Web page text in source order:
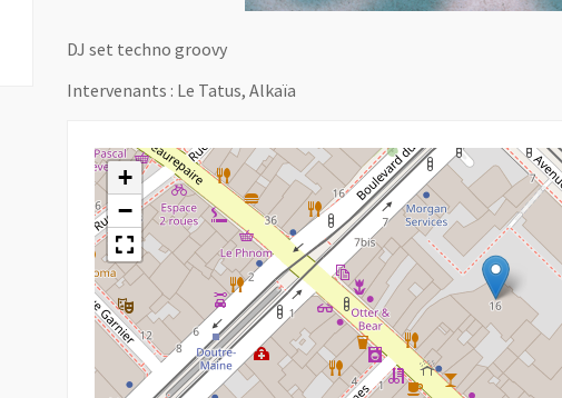
DJ set techno groovy
Intervenants : Le Tatus, Alkaïa
+
−